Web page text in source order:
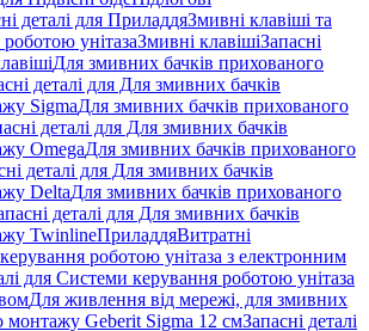
деталі для ПриладдяЗмивні клавіші та
унітазаЗмивні клавішіЗапасні
Для змивних бачків прихованого
деталі для Для змивних бачків
SigmaДля змивних бачків прихованого
деталі для Для змивних бачків
OmegaДля змивних бачків прихованого
деталі для Для змивних бачків
DeltaДля змивних бачків прихованого
деталі для Для змивних бачків
TwinlineПриладдяВитратні
роботою унітаза з електронним
для Системи керування роботою унітаза
Для живлення від мережі, для змивних
монтажу Geberit Sigma 12 смЗапасні деталі